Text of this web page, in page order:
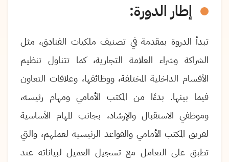
إطار الدورة:
تبدأ الدروة بمقدمة في تصنيف ملكيات الفنادق، مثل
الشراكة وشراء العلامة التجارية، كما تتناول تنظيم
الأقسام الداخلية المختلفة، ووظائفها، وعلاقات التعاون
فيما بينها. بدءًا من المكتب الأمامي ومهام رئيسه،
وموظفي الاستقبال والإرشاد، بجانب المهام الأساسية
لفريق المكتب الأمامي والقواعد الرئيسية لعملهم، والتي
تطبق على التعامل مع تسجيل العميل لبياناته عند